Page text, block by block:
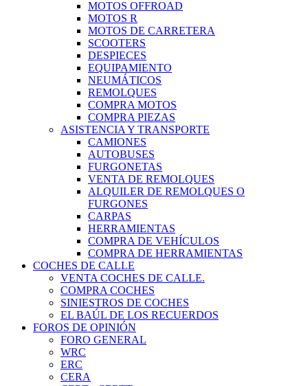
MOTOS OFFROAD
MOTOS R
MOTOS DE CARRETERA
SCOOTERS
DESPIECES
EQUIPAMIENTO
NEUMÁTICOS
REMOLQUES
COMPRA MOTOS
COMPRA PIEZAS
ASISTENCIA Y TRANSPORTE
CAMIONES
AUTOBUSES
FURGONETAS
VENTA DE REMOLQUES
ALQUILER DE REMOLQUES O
FURGONES
CARPAS
HERRAMIENTAS
COMPRA DE VEHÍCULOS
COMPRA DE HERRAMIENTAS
COCHES DE CALLE
VENTA COCHES DE CALLE.
COMPRA COCHES
SINIESTROS DE COCHES
EL BAÚL DE LOS RECUERDOS
FOROS DE OPINIÓN
FORO GENERAL
WRC
ERC
CERA